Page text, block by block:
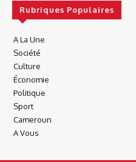
Rubriques Populaires
A La Une
Société
Culture
Économie
Politique
Sport
Cameroun
A Vous